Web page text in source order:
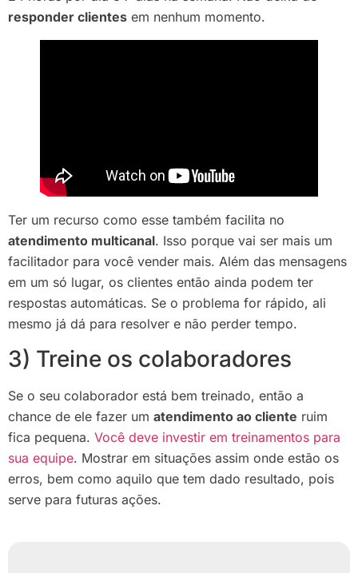
responder clientes em nenhum momento.
Ter um recurso como esse também facilita no
atendimento multicanal. Isso porque vai ser mais um
facilitador para você vender mais. Além das mensagens
em um só lugar, os clientes então ainda podem ter
respostas automáticas. Se o problema for rápido, ali
mesmo já dá para resolver e não perder tempo.
3) Treine os colaboradores
Se o seu colaborador está bem treinado, então a
chance de ele fazer um atendimento ao cliente ruim
fica pequena. Você deve investir em treinamentos para
sua equipe. Mostrar em situações assim onde estão os
erros, bem como aquilo que tem dado resultado, pois
serve para futuras ações.